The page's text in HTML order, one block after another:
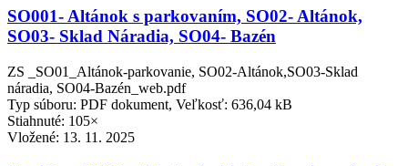
SO001- Altánok s parkovaním, SO02- Altánok,
SO03- Sklad Náradia, SO04- Bazén
ZS _SO01_Altánok-parkovanie, SO02-Altánok,SO03-Sklad
náradia, SO04-Bazén_web.pdf
Typ súboru: PDF dokument, Veľkosť: 636,04 kB
Stiahnuté: 105×
Vložené: 13. 11. 2025